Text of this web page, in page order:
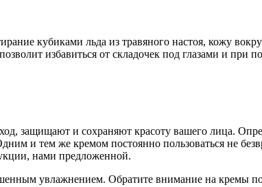
кубиками льда из травяного настоя, кожу
избавиться от складочек под глазами и при
защищают и сохраняют красоту вашего лица.
и тем же кремом постоянно пользоваться не
нами предложенной.
увлажнением. Обратите внимание на кремы